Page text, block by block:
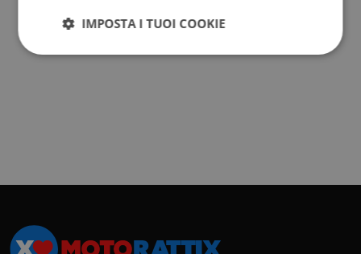
IMPOSTA I TUOI COOKIE